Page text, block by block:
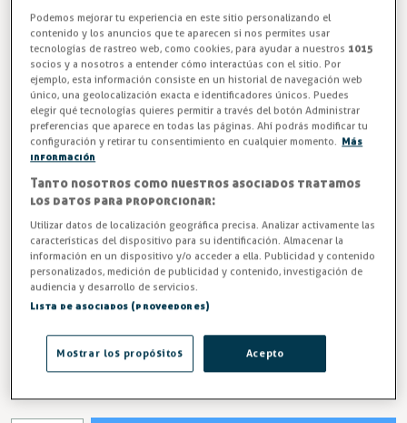
Grifos Profesionales Hostelería
Grifo ducha 1 agua sin mando modelo TS-7 para encimera o
fregaderos de cocina profesional. Versión con o sin caño
central.
Entrega en 24/48h
Caño Central
202,81 €
Podemos mejorar tu experiencia en este sitio personalizando el
contenido y los anuncios que te aparecen si nos permites usar
tecnologías de rastreo web, como cookies, para ayudar a nuestros 1015
socios y a nosotros a entender cómo interactúas con el sitio. Por
ejemplo, esta información consiste en un historial de navegación web
único, una geolocalización exacta e identificadores únicos. Puedes
elegir qué tecnologías quieres permitir a través del botón Administrar
preferencias que aparece en todas las páginas. Ahí podrás modificar tu
configuración y retirar tu consentimiento en cualquier momento. Más
información
Tanto nosotros como nuestros asociados tratamos
los datos para proporcionar:
Utilizar datos de localización geográfica precisa. Analizar activamente las
características del dispositivo para su identificación. Almacenar la
información en un dispositivo y/o acceder a ella. Publicidad y contenido
personalizados, medición de publicidad y contenido, investigación de
audiencia y desarrollo de servicios.
Lista de asociados (proveedores)
Acepto
Mostrar los propósitos